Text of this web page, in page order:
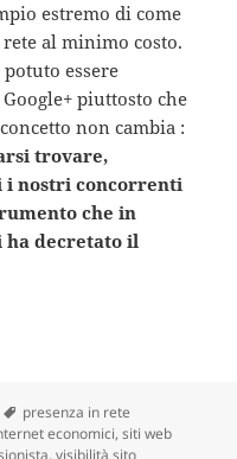
estremo di come
al minimo costo.
essere
piuttosto che
non cambia :
trovare,
i nostri concorrenti
che in
ha decretato il
Tag
presenza in rete
economici,siti web
,visibilità sito